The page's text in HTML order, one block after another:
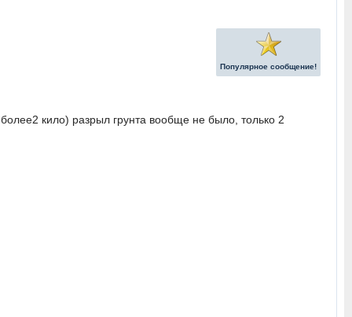
Популярное сообщение!
кило) разрыл грунта вообще не было, только 2